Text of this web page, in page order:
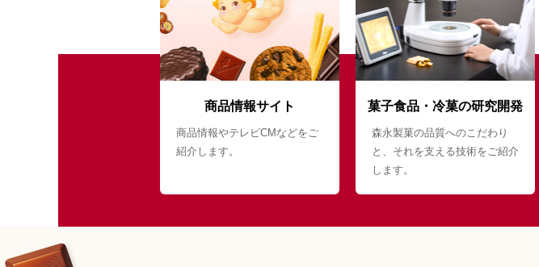
商品情報サイト
商品情報やテレビCMなどをご
紹介します。
菓子食品・冷菓の研究開発
森永製菓の品質へのこだわり
と、それを支える技術をご紹介
します。